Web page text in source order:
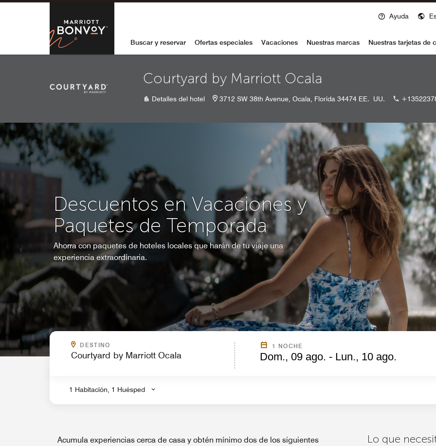
Skip to Content
Marriott Bonvoy
Ayuda
Buscar y reservar Ofertas especiales Vacaciones Nuestras marcas Nuestras tarjetas de
Courtyard by Marriott Ocala
Detalles del hotel 3712 SW 38th Avenue, Ocala, Florida 34474 EE. UU.
Descuentos en Vacaciones y
Paquetes de Temporada
Ahorra con paquetes de hoteles locales que harán de tu viaje una
experiencia extraordinaria.
DESTINO
.
1 NOCHE
Dom., 09 ago. - Lun., 10 ago.
1 Habitación, 1 Huésped
Acumula experiencias cerca de casa y obtén mínimo dos de los siguientes
Lo que